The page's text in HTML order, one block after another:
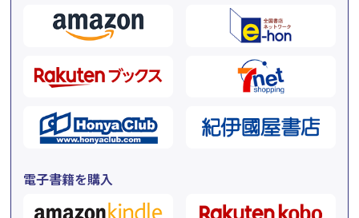
電子書籍を購入